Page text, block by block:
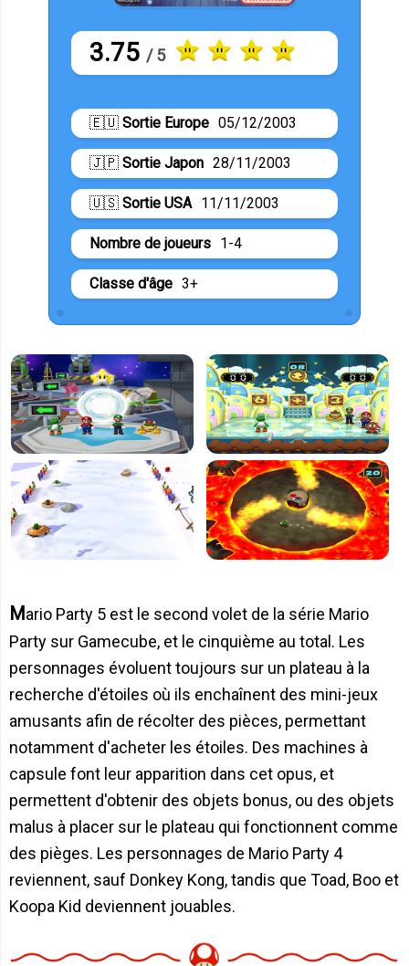
3.75 / 5
🇪🇺 Sortie Europe 05/12/2003
🇯🇵 Sortie Japon 28/11/2003
🇺🇸 Sortie USA 11/11/2003
Nombre de joueurs 1-4
Classe d'âge 3+
Mario Party 5 est le second volet de la série Mario
Party sur Gamecube, et le cinquième au total. Les
personnages évoluent toujours sur un plateau à la
recherche d'étoiles où ils enchaînent des mini-jeux
amusants afin de récolter des pièces, permettant
notamment d'acheter les étoiles. Des machines à
capsule font leur apparition dans cet opus, et
permettent d'obtenir des objets bonus, ou des objets
malus à placer sur le plateau qui fonctionnent comme
des pièges. Les personnages de Mario Party 4
reviennent, sauf Donkey Kong, tandis que Toad, Boo et
Koopa Kid deviennent jouables.